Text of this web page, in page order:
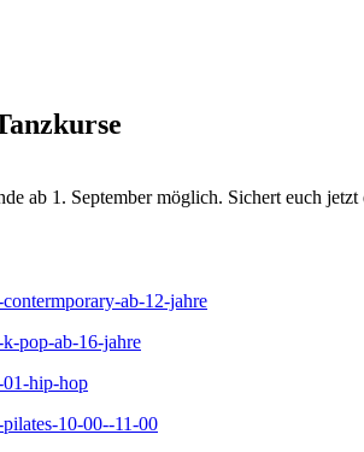
ab 1. September möglich. Sichert euch